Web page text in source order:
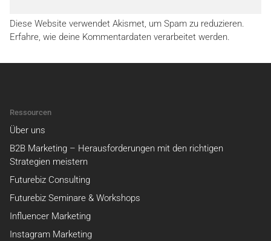
Diese Website verwendet Akismet, um Spam zu reduzieren.
Erfahre, wie deine Kommentardaten verarbeitet werden.
Ressourcen
Über uns
B2B Marketing – Herausforderungen mit den richtigen
Strategien meistern
Futurebiz Consulting
Futurebiz Seminare & Workshops
Influencer Marketing
Instagram Marketing